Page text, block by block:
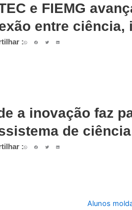
e FIEMG
entre
:
a inovação faz
de
: